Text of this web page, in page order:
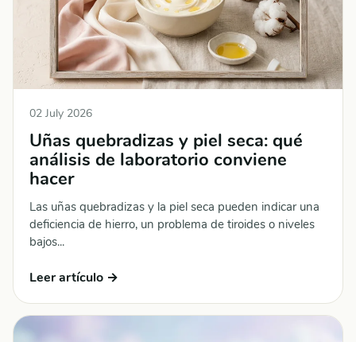
02 July 2026
Uñas quebradizas y piel seca: qué
análisis de laboratorio conviene
hacer
Las uñas quebradizas y la piel seca pueden indicar una
deficiencia de hierro, un problema de tiroides o niveles
bajos...
Leer artículo →